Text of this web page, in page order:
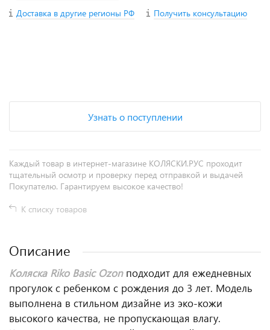
Доставка в другие регионы РФ
Получить консультацию
Узнать о поступлении
Каждый товар в интернет-магазине КОЛЯСКИ.РУС проходит
тщательный осмотр и проверку перед отправкой и выдачей
Покупателю. Гарантируем высокое качество!
К списку товаров
Описание
Коляска Riko Basic Ozon подходит для ежедневных
прогулок с ребенком с рождения до 3 лет. Модель
выполнена в стильном дизайне из эко-кожи
высокого качества, не пропускающая влагу.